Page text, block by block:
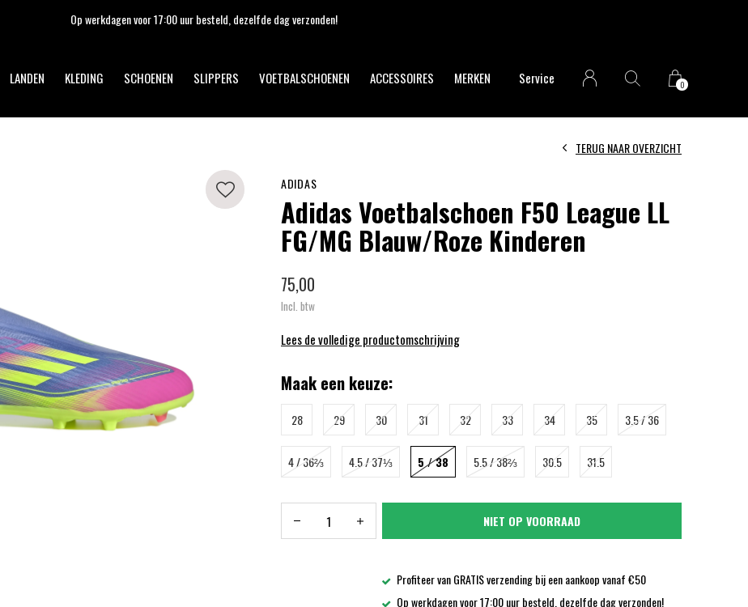
LANDEN KLEDING SCHOENEN SLIPPERS VOETBALSCHOENEN ACCESSOIRES MERKEN Service 0
Op werkdagen voor 17:00 uur besteld, dezelfde dag verzonden!
ADIDAS
Adidas Voetbalschoen F50 League LL
FG/MG Blauw/Roze Kinderen
TERUG NAAR OVERZICHT
75,00
Incl. btw
Lees de volledige productomschrijving
Maak een keuze:
28 29 30 31 32 33 34 35 3.5 / 36
4 / 36⅔ 4.5 / 37⅓ 5 / 38 5.5 / 38⅔ 30.5 31.5
NIET OP VOORRAAD
Profiteer van GRATIS verzending bij een aankoop vanaf €50
Op werkdagen voor 17:00 uur besteld, dezelfde dag verzonden!